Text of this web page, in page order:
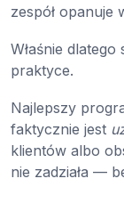
zespół opanuje
Właśnie
praktyce.
Najlepszy
faktycznie jest
klientów albo
nie zadziała —